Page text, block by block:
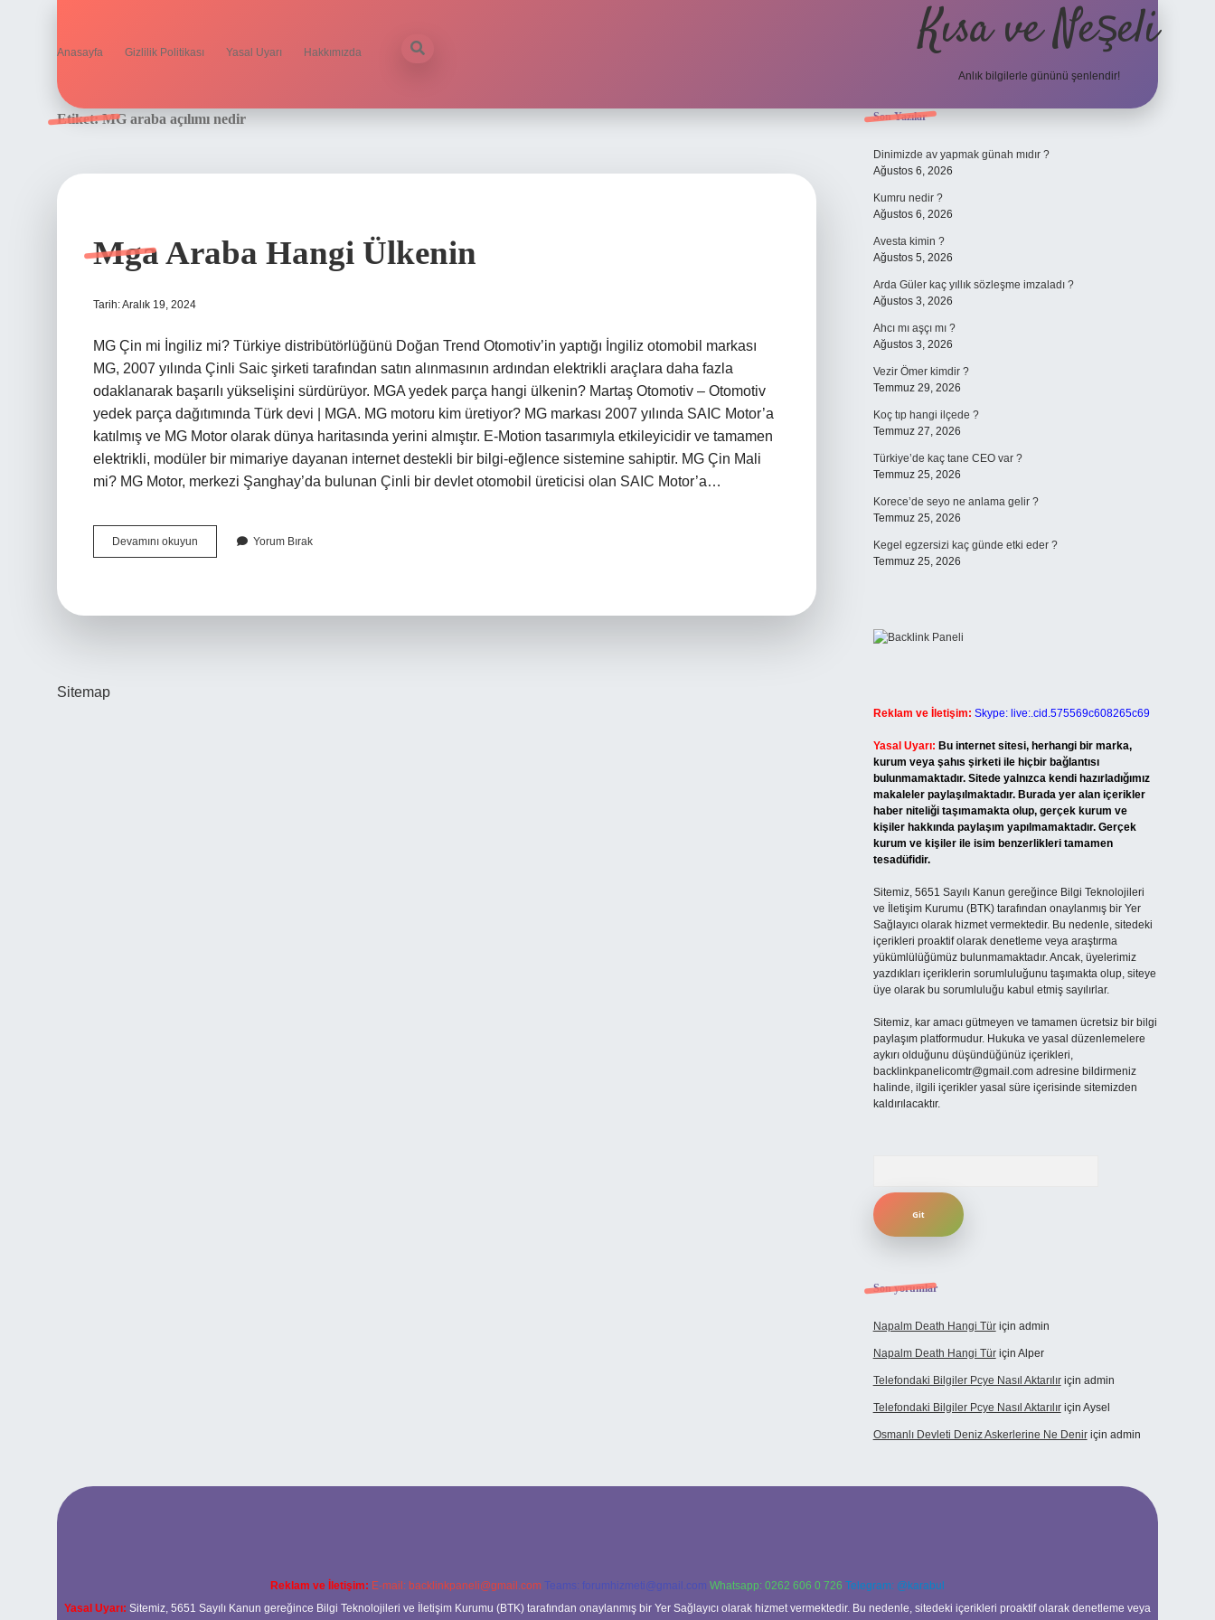
Anasayfa Gizlilik Politikası Yasal Uyarı Hakkımızda Kısa ve Neşeli
Anlık bilgilerle gününü şenlendir!
Etiket:MG araba açılımı nedir
Mga Araba Hangi Ülkenin
Tarih: Aralık 19, 2024
MG Çin mi İngiliz mi? Türkiye distribütörlüğünü Doğan Trend Otomotiv’in yaptığı İngiliz otomobil markası
MG, 2007 yılında Çinli Saic şirketi tarafından satın alınmasının ardından elektrikli araçlara daha fazla
odaklanarak başarılı yükselişini sürdürüyor. MGA yedek parça hangi ülkenin? Martaş Otomotiv – Otomotiv
yedek parça dağıtımında Türk devi | MGA. MG motoru kim üretiyor? MG markası 2007 yılında SAIC Motor’a
katılmış ve MG Motor olarak dünya haritasında yerini almıştır. E-Motion tasarımıyla etkileyicidir ve tamamen
elektrikli, modüler bir mimariye dayanan internet destekli bir bilgi-eğlence sistemine sahiptir. MG Çin Mali
mi? MG Motor, merkezi Şanghay’da bulunan Çinli bir devlet otomobil üreticisi olan SAIC Motor’a…
Devamını okuyun
Araba
Yorum Bırak
Sitemap
Sidebar
Son Yazılar
Dinimizde av yapmak günah mıdır ?
Ağustos 6, 2026
Kumru nedir ?
Ağustos 6, 2026
Avesta kimin ?
Ağustos 5, 2026
Arda Güler kaç yıllık sözleşme imzaladı ?
Ağustos 3, 2026
Ahcı mı aşçı mı ?
Ağustos 3, 2026
Vezir Ömer kimdir ?
Temmuz 29, 2026
Koç tıp hangi ilçede ?
Temmuz 27, 2026
Türkiye’de kaç tane CEO var ?
Temmuz 25, 2026
Korece’de seyo ne anlama gelir ?
Temmuz 25, 2026
Kegel egzersizi kaç günde etki eder ?
Temmuz 25, 2026
Reklam ve İletişim: Skype: live:.cid.575569c608265c69
Yasal Uyarı: Bu internet sitesi, herhangi bir marka,
kurum veya şahıs şirketi ile hiçbir bağlantısı
bulunmamaktadır. Sitede yalnızca kendi hazırladığımız
makaleler paylaşılmaktadır. Burada yer alan içerikler
haber niteliği taşımamakta olup, gerçek kurum ve
kişiler hakkında paylaşım yapılmamaktadır. Gerçek
kurum ve kişiler ile isim benzerlikleri tamamen
tesadüfidir.
Sitemiz, 5651 Sayılı Kanun gereğince Bilgi Teknolojileri
ve İletişim Kurumu (BTK) tarafından onaylanmış bir Yer
Sağlayıcı olarak hizmet vermektedir. Bu nedenle, sitedeki
içerikleri proaktif olarak denetleme veya araştırma
yükümlülüğümüz bulunmamaktadır. Ancak, üyelerimiz
yazdıkları içeriklerin sorumluluğunu taşımakta olup, siteye
üye olarak bu sorumluluğu kabul etmiş sayılırlar.
Sitemiz, kar amacı gütmeyen ve tamamen ücretsiz bir bilgi
paylaşım platformudur. Hukuka ve yasal düzenlemelere
aykırı olduğunu düşündüğünüz içerikleri,
backlinkpanelicomtr@gmail.comadresine bildirmeniz
halinde, ilgili içerikler yasal süre içerisinde sitemizden
kaldırılacaktır.
Son yorumlar
Napalm Death Hangi Türiçin admin
Napalm Death Hangi Türiçin Alper
Telefondaki Bilgiler Pcye Nasıl Aktarılıriçin admin
Telefondaki Bilgiler Pcye Nasıl Aktarılıriçin Aysel
Osmanlı Devleti Deniz Askerlerine Ne Deniriçin admin
Reklam ve İletişim: E-mail: backlinkpaneli@gmail.com Teams: forumhizmeti@gmail.com Whatsapp: 0262 606 0 726 Telegram: @karabul
Yasal Uyarı: Sitemiz, 5651 Sayılı Kanun gereğince Bilgi Teknolojileri ve İletişim Kurumu (BTK) tarafından onaylanmış bir Yer Sağlayıcı olarak hizmet vermektedir. Bu nedenle, sitedeki içerikleri proaktif olarak denetleme veya